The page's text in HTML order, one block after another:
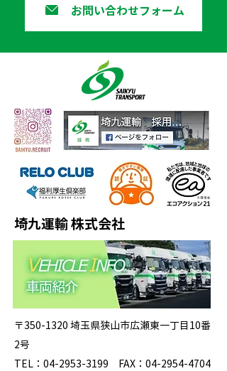
お問い合わせフォーム
埼九運輸 株式会社
〒350-1320 埼玉県狭山市広瀬東一丁目10番
2号
TEL：04-2953-3199 FAX：04-2954-4704